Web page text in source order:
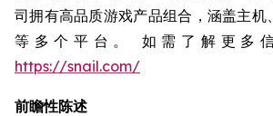
司拥有高品质游戏产品组合，涵盖主机
等多个平台。 如需了解更多
https://snail.com/
前瞻性陈述